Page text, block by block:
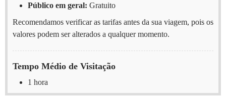
Público em geral: Gratuito
Recomendamos verificar as tarifas antes da sua viagem, pois os
valores podem ser alterados a qualquer momento.
Tempo Médio de Visitação
1 hora